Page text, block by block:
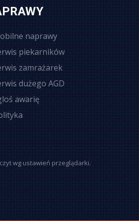
naprawy
piekarników
zamrażarek
dużego AGD
awarię
wg ustawień przeglądarki.